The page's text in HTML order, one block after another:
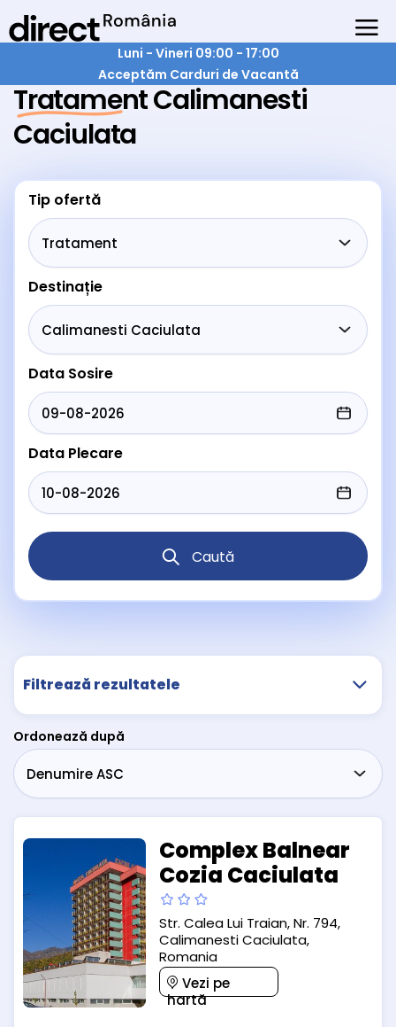
Luni - Vineri 09:00 - 17:00
Acceptăm Carduri de Vacantă
Tratament Calimanesti
Caciulata
Tip ofertă
Destinație
Data Sosire
Data Plecare
Caută
Filtrează rezultatele
Ordonează după
Complex Balnear
Cozia Caciulata
Str. Calea Lui Traian, Nr. 794,
Calimanesti Caciulata,
Romania
Vezi pe
hartă